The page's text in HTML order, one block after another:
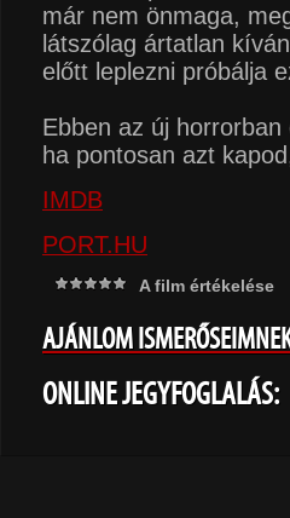
már nem önmaga,
látszólag ártatlan
előtt leplezni próbálja
Ebben az új
ha pontosan azt
IMDB
PORT.HU
A film értékelése
AJÁNLOM
ONLINE JEGYFOGLALÁS: